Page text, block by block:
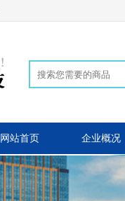
网站首页 企业概况